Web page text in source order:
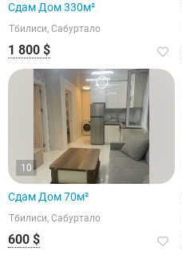
Сдам Дом 330м²
Тбилиси, Сабуртало
1 800 $
10
Сдам Дом 70м²
Тбилиси, Сабуртало
600 $